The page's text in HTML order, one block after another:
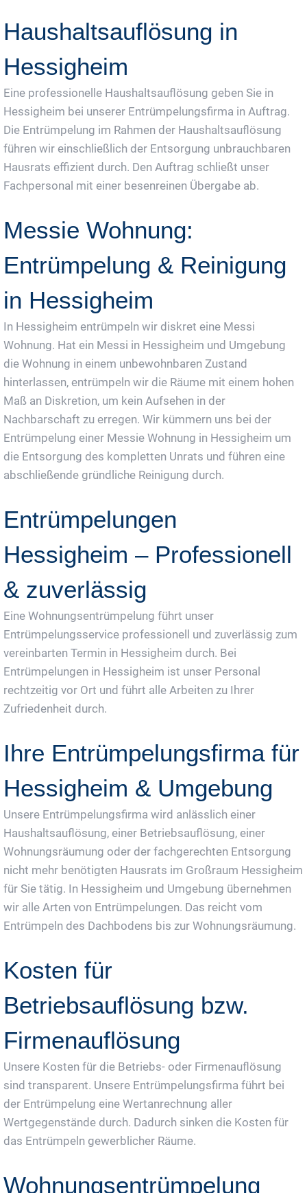
Haushaltsauflösung in
Hessigheim
Eine professionelle Haushaltsauflösung geben Sie in
Hessigheim bei unserer Entrümpelungsfirma in Auftrag.
Die Entrümpelung im Rahmen der Haushaltsauflösung
führen wir einschließlich der Entsorgung unbrauchbaren
Hausrats effizient durch. Den Auftrag schließt unser
Fachpersonal mit einer besenreinen Übergabe ab.
Messie Wohnung:
Entrümpelung & Reinigung
in Hessigheim
In Hessigheim entrümpeln wir diskret eine Messi
Wohnung. Hat ein Messi in Hessigheim und Umgebung
die Wohnung in einem unbewohnbaren Zustand
hinterlassen, entrümpeln wir die Räume mit einem hohen
Maß an Diskretion, um kein Aufsehen in der
Nachbarschaft zu erregen. Wir kümmern uns bei der
Entrümpelung einer Messie Wohnung in Hessigheim um
die Entsorgung des kompletten Unrats und führen eine
abschließende gründliche Reinigung durch.
Entrümpelungen
Hessigheim – Professionell
& zuverlässig
Eine Wohnungsentrümpelung führt unser
Entrümpelungsservice professionell und zuverlässig zum
vereinbarten Termin in Hessigheim durch. Bei
Entrümpelungen in Hessigheim ist unser Personal
rechtzeitig vor Ort und führt alle Arbeiten zu Ihrer
Zufriedenheit durch.
Ihre Entrümpelungsfirma für
Hessigheim & Umgebung
Unsere Entrümpelungsfirma wird anlässlich einer
Haushaltsauflösung, einer Betriebsauflösung, einer
Wohnungsräumung oder der fachgerechten Entsorgung
nicht mehr benötigten Hausrats im Großraum Hessigheim
für Sie tätig. In Hessigheim und Umgebung übernehmen
wir alle Arten von Entrümpelungen. Das reicht vom
Entrümpeln des Dachbodens bis zur Wohnungsräumung.
Kosten für
Betriebsauflösung bzw.
Firmenauflösung
Unsere Kosten für die Betriebs- oder Firmenauflösung
sind transparent. Unsere Entrümpelungsfirma führt bei
der Entrümpelung eine Wertanrechnung aller
Wertgegenstände durch. Dadurch sinken die Kosten für
das Entrümpeln gewerblicher Räume.
Wohnungsentrümpelung